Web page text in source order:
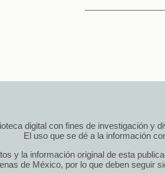
digital con fines de investigación y
El uso que se dé a la información
y la información original de esta
de México, por lo que deben seguir